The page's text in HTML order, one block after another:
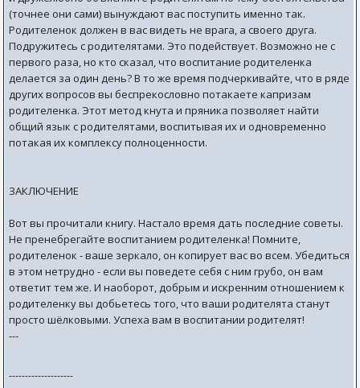
(точнее они сами) вынуждают вас поступить именно так.
Родителенок должен в вас видеть не врага, а своего друга.
Подружитесь с родителятами. Это подействует. Возможно не с
первого раза, но кто сказал, что воспитание родителенка
делается за один день? В то же время подчеркивайте, что в ряде
других вопросов вы беспрекословно потакаете капризам
родителенка. Этот метод кнута и пряника позволяет найти
общий язык с родителятами, воспитывая их и одновременно
потакая их комплексу полноценности.
ЗАКЛЮЧЕНИЕ
Вот вы прочитали книгу. Настало время дать последние советы.
Не пренебрегайте воспитанием родителенка! Помните,
родителенок - ваше зеркало, он копирует вас во всем. Убедиться
в этом нетрудно - если вы поведете себя с ним грубо, он вам
ответит тем же. И наоборот, добрым и искренним отношением к
родителенку вы добьетесь того, что ваши родителята станут
просто шёлковыми. Успеха вам в воспитании родителят!
---
--------------------